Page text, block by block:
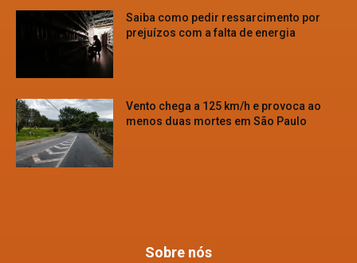
Saiba como pedir ressarcimento por
prejuízos com a falta de energia
Vento chega a 125 km/h e provoca ao
menos duas mortes em São Paulo
Sobre nós